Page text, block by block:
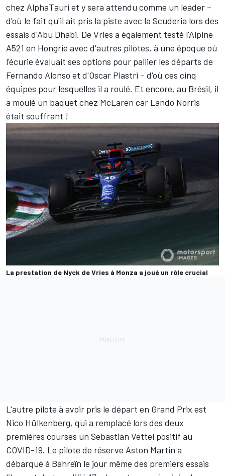
chez AlphaTauri et y sera attendu comme un leader –
d'où le fait qu'il ait pris la piste avec la Scuderia lors des
essais d'Abu Dhabi. De Vries a également testé l'Alpine
A521 en Hongrie avec d'autres pilotes, à une époque où
l'écurie évaluait ses options pour pallier les départs de
Fernando Alonso et d'Oscar Piastri – d'où ces cinq
équipes pour lesquelles il a roulé. Et encore, au Brésil, il
a moulé un baquet chez McLaren car Lando Norris
était souffrant !
La prestation de Nyck de Vries à Monza a joué un rôle crucial
L'autre pilote à avoir pris le départ en Grand Prix est
Nico Hülkenberg, qui a remplacé lors des deux
premières courses un Sebastian Vettel positif au
COVID-19. Le pilote de réserve Aston Martin a
débarqué à Bahreïn le jour même des premiers essais